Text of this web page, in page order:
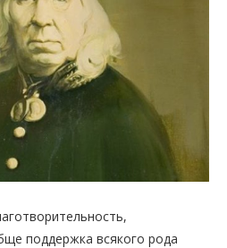
поддержка всякого рода